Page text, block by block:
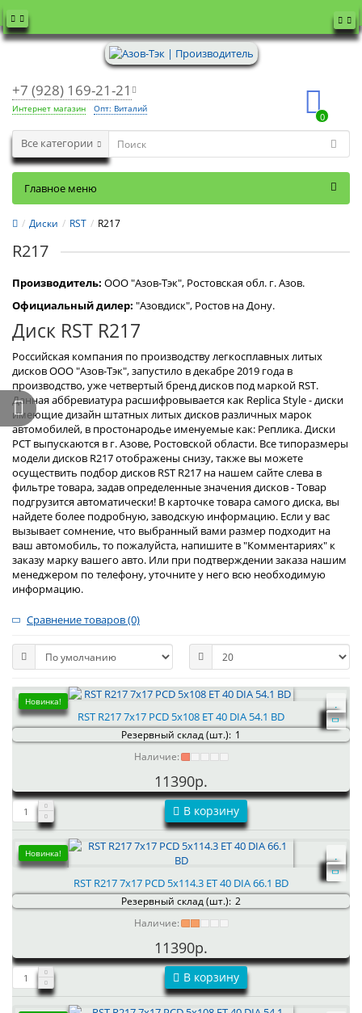
+7 (928) 169-21-21
Интернет магазин Опт: Виталий
0
Все категории
Главное меню
Диски RST R217
R217
Производитель: OOO "Азов-Тэк", Ростовская обл. г. Азов.
Официальный дилер: "Азовдиск", Ростов на Дону.
Диск RST R217
Российская компания по производству легкосплавных литых
дисков ООО "Азов-Тэк", запустило в декабре 2019 года в
производство, уже четвертый бренд дисков под маркой RST.
Данная аббревиатура расшифровывается как Replica Style - диски
имеющие дизайн штатных литых дисков различных марок
автомобилей, в простонародье именуемые как: Реплика. Диски
РСТ выпускаются в г. Азове, Ростовской области. Все типоразмеры
модели дисков R217 отображены снизу, также вы можете
осуществить подбор дисков RST R217 на нашем сайте слева в
фильтре товара, задав определенные значения дисков - Товар
подгрузится автоматически! В карточке товара самого диска, вы
найдете более подробную, заводскую информацию. Если у вас
вызывает сомнение, что выбранный вами размер подходит на
ваш автомобиль, то пожалуйста, напишите в "Комментариях" к
заказу марку вашего авто. Или при подтверждении заказа нашим
менеджером по телефону, уточните у него всю необходимую
информацию.
Сравнение товаров (0)
Новинка!
RST R217 7x17 PCD 5x108 ET 40 DIA 54.1 BD
Резервный склад (шт.): 1
Наличие:
11390р.
В корзину
Новинка!
RST R217 7x17 PCD 5x114.3 ET 40 DIA 66.1 BD
Резервный склад (шт.): 2
Наличие:
11390р.
В корзину